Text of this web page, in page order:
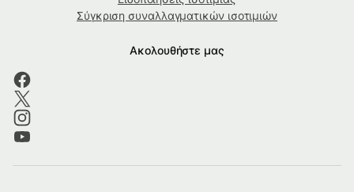
Σύγκριση συναλλαγματικών ισοτιμιών
Ακολουθήστε μας